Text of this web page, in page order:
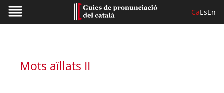
CaEsEn
Mots aïllats II